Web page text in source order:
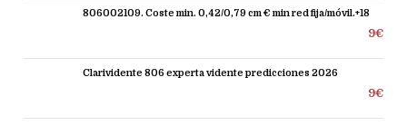
806002109. Coste min. 0,42/0,79 cm € min red fija/móvil.+18
9€
Clarividente 806 experta vidente predicciones 2026
9€